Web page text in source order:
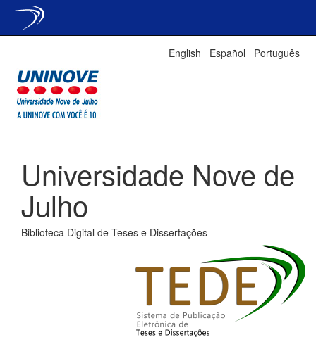
English Español Português
Universidade Nove de
Julho
Biblioteca Digital de Teses e Dissertações